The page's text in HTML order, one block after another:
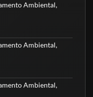
Ambiental,
Ambiental,
Ambiental,